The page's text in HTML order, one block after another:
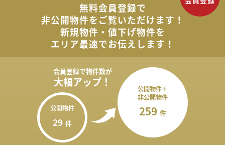
無料会員登録で
非公開物件をご覧いただけます！
新規物件・値下げ物件を
エリア最速でお伝えします！
会員登録で物件数が
大幅アップ！
公開物件
29 件
公開物件＋
非公開物件
259 件